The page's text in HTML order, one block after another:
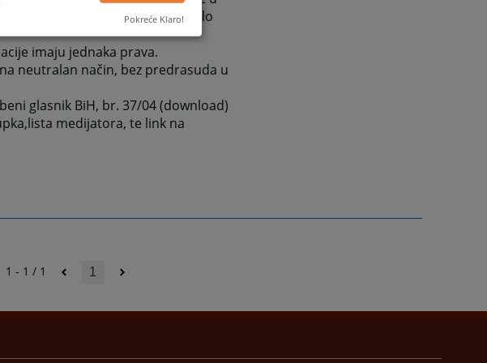
stranaka koristiti kao dokaz u bilo
imaju jednaka prava.
neutralan način, bez predrasuda u
glasnik BiH, br. 37/04 (download)
medijatora, te link na
1 - 1 / 1 1
Pokreće Klaro!